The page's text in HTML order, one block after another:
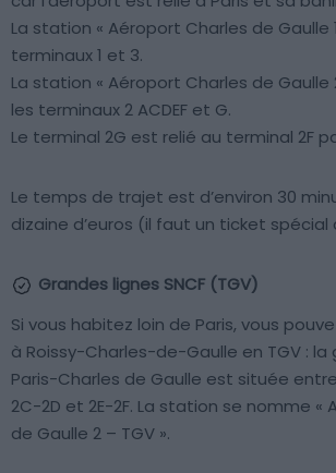
La station « Aéroport Charles de Gaulle
terminaux 1 et 3.
La station « Aéroport Charles de Gaulle
les terminaux 2 ACDEF et G.
Le terminal 2G est relié au terminal 2F
Le temps de trajet est d’environ 30
dizaine d’euros (il faut un ticket
Grandes lignes SNCF (TGV)
Si vous habitez loin de Paris, vous
à Roissy-Charles-de-Gaulle en TGV : la
Paris-Charles de Gaulle est située
2C-2D et 2E-2F. La station se nomme «
de Gaulle 2 – TGV ».